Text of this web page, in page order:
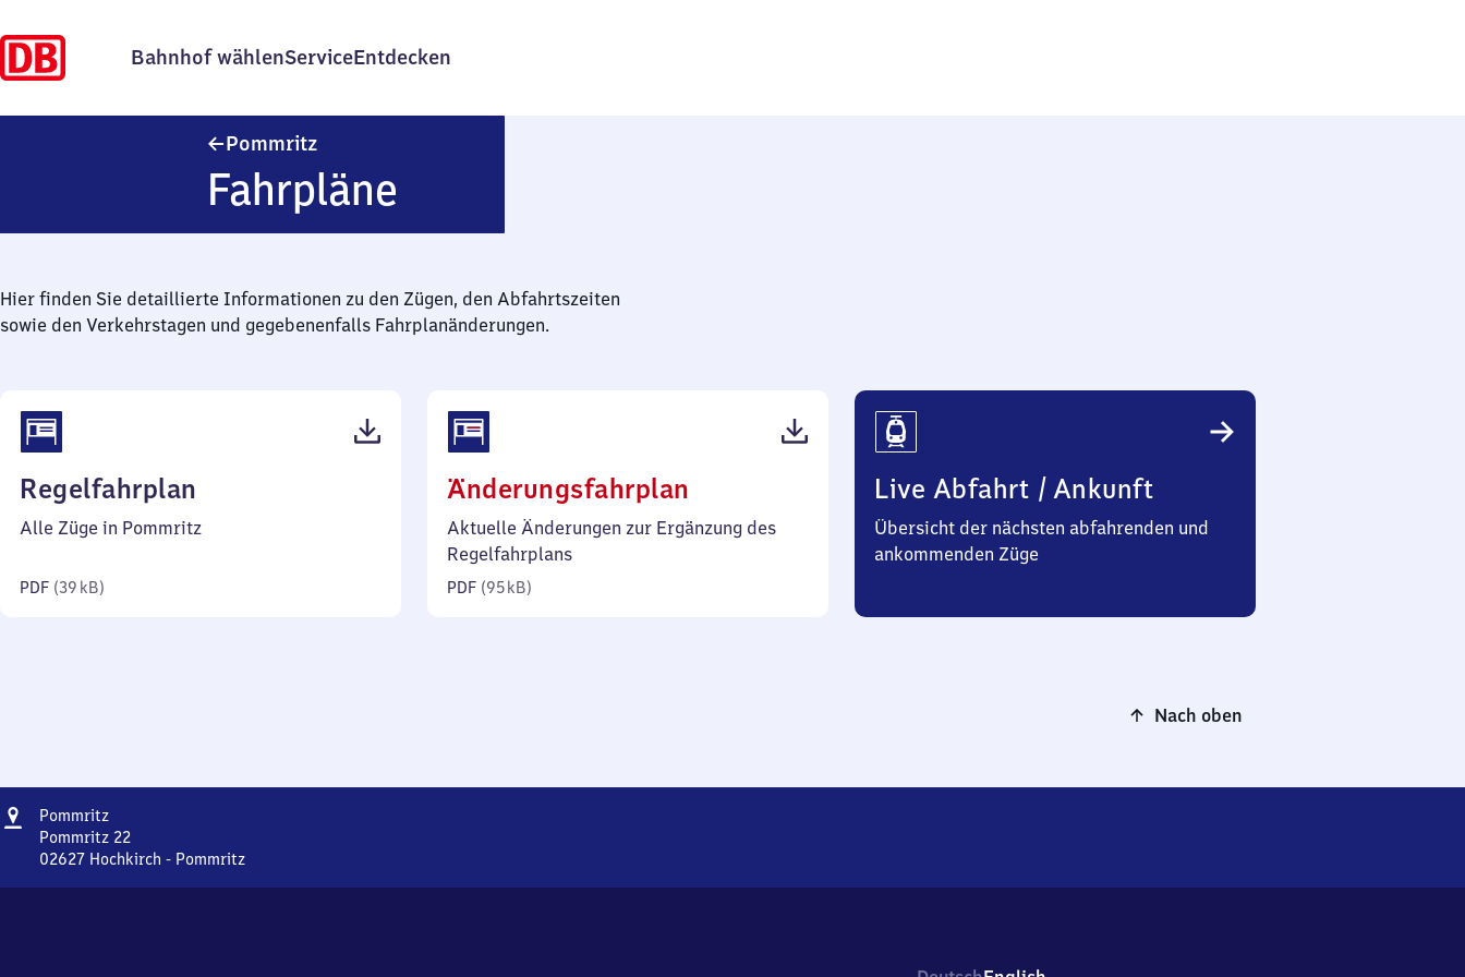
Bahnhof wählenServiceEntdecken
Pommritz
Fahrpläne
Hier finden Sie detaillierte Informationen zu den Zügen, den Abfahrtszeiten
sowie den Verkehrstagen und gegebenenfalls Fahrplanänderungen.
Regelfahrplan
39
Alle Züge in Pommritz
PDF (39 kB)
Änderungsfahrplan
95
Aktuelle Änderungen zur Ergänzung des
Regelfahrplans
PDF (95 kB)
Live Abfahrt / Ankunft
Übersicht der nächsten abfahrenden und
ankommenden Züge
Nach oben
Adresse
PommritzPommritz
Pommritz 22
02627 Hochkirch - Pommritz